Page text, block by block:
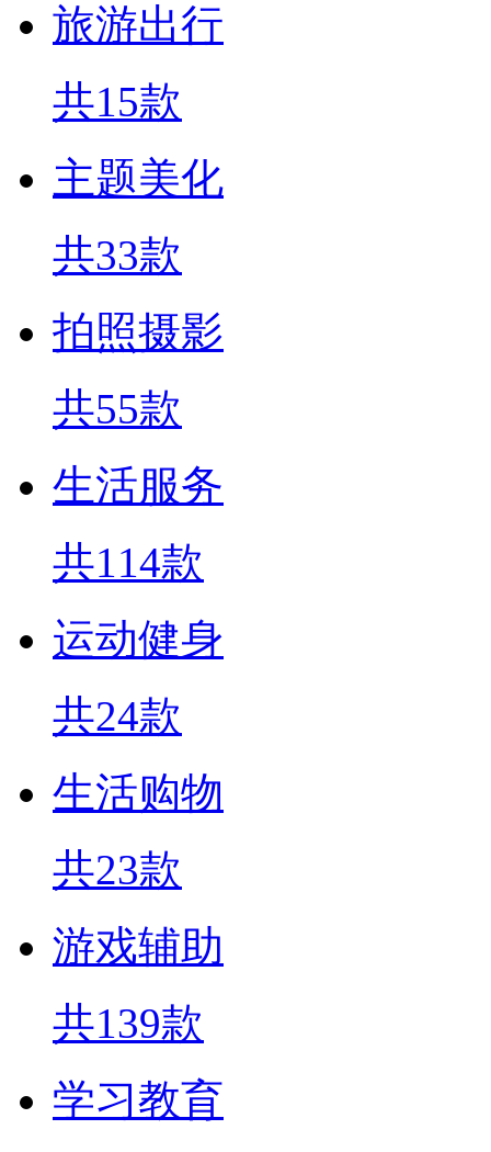
旅游出行
共15款
主题美化
共33款
拍照摄影
共55款
生活服务
共114款
运动健身
共24款
生活购物
共23款
游戏辅助
共139款
学习教育